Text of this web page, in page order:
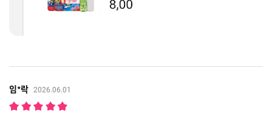
임*락 2026.06.01